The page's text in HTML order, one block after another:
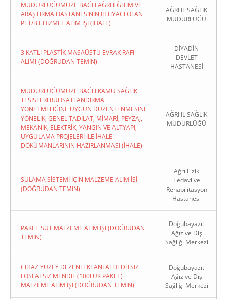
MÜDÜRLÜĞÜMÜZE BAĞLI AĞRI EĞİTİM VE
ARAŞTIRMA HASTANESİNİN İHTİYACI OLAN
PET/BT HİZMET ALIM İŞİ (İHALE)
AĞRI İL SAĞLIK
MÜDÜRLÜĞÜ
3 KATLI PLASTİK MASAÜSTÜ EVRAK RAFI
ALIMI (DOĞRUDAN TEMIN)
DİYADİN
DEVLET
HASTANESİ
MÜDÜRLÜĞÜMÜZE BAĞLI KAMU SAĞLIK
TESİSLERİ RUHSATLANDIRMA
YÖNETMELİĞİNE UYGUN DÜZENLENMESİNE
YÖNELİK; GENEL TADİLAT, MİMARİ, PEYZAJ,
MEKANİK, ELEKTRİK, YANGIN VE ALTYAPI,
UYGULAMA PROJELERİ İLE İHALE
DÖKÜMANLARININ HAZIRLANMASI (İHALE)
AĞRI İL SAĞLIK
MÜDÜRLÜĞÜ
SULAMA SİSTEMİ İÇİN MALZEME ALIM İŞİ
(DOĞRUDAN TEMIN)
Ağrı Fizik
Tedavi ve
Rehabilitasyon
Hastanesi
PAKET SÜT MALZEME ALIM İŞİ (DOĞRUDAN
TEMIN)
Doğubayazıt
Ağız ve Diş
Sağlığı Merkezi
CİHAZ YÜZEY DEZENFEKTANI ALHEDİTSİZ
FOSFATSIZ MENDİL (100LÜK PAKET)
MALZEME ALIM İŞİ (DOĞRUDAN TEMIN)
Doğubayazıt
Ağız ve Diş
Sağlığı Merkezi